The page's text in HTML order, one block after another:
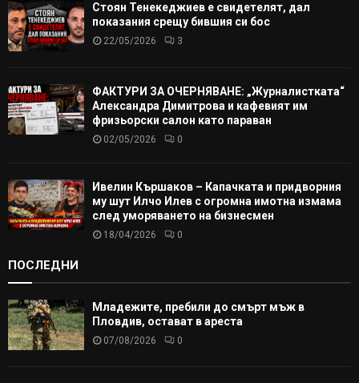
Стоян Тенекеджиев е свидетелят, дал
показания срещу бившия си бос
22/05/2026 3
ФАКТУРИ ЗА ОЧЕРНЯВАНЕ: „Журналистката“
Александра Димитрова и кафевият им
фризьорски салон като параван
02/05/2026 0
Ивелин Кършаков – Капачката и придворния
му шут Илчо Илев с огромна имотна измама
след уморяването на бизнесмен
18/04/2026 0
ПОСЛЕДНИ
Младежите, пребили до смърт мъж в
Пловдив, остават в ареста
07/08/2026 0